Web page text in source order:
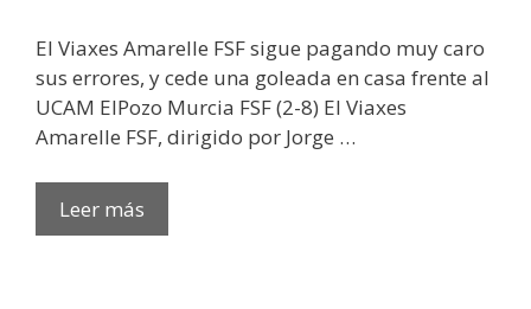
El Viaxes Amarelle FSF sigue pagando muy caro
sus errores, y cede una goleada en casa frente al
UCAM ElPozo Murcia FSF (2-8) El Viaxes
Amarelle FSF, dirigido por Jorge …
Leer más